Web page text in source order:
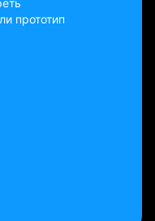
прототип